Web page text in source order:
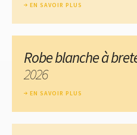
EN SAVOIR PLUS
Robe blanche à
2026
EN SAVOIR PLUS